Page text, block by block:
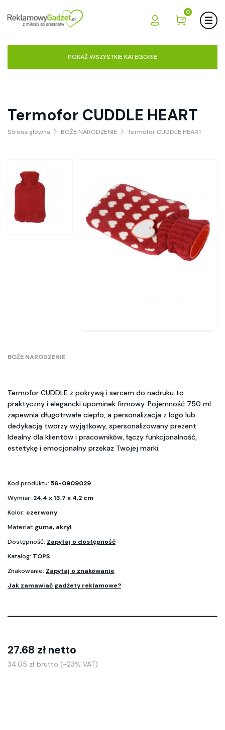
0
POKAŻ WSZYSTKIE KATEGORIE
Termofor CUDDLE HEART
Strona główna BOŻE NARODZENIE Termofor CUDDLE HEART
BOŻE NARODZENIE
Termofor CUDDLE z pokrywą i sercem do nadruku to
praktyczny i elegancki upominek firmowy. Pojemność 750 ml
zapewnia długotrwałe ciepło, a personalizacja z logo lub
dedykacją tworzy wyjątkowy, spersonalizowany prezent.
Idealny dla klientów i pracowników, łączy funkcjonalność,
estetykę i emocjonalny przekaz Twojej marki.
Kod produktu: 56-0909029
Wymiar: 24,4 x 13,7 x 4,2 cm
Kolor: czerwony
Materiał: guma, akryl
Dostępność: Zapytaj o dostępność
Katalog: TOPS
Znakowanie: Zapytaj o znakowanie
Jak zamawiać gadżety reklamowe?
27.68 zł netto
34.05 zł brutto (+23% VAT)